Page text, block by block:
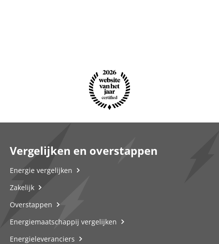
Vergelijken en overstappen
Energie vergelijken
Zakelijk
Overstappen
Energiemaatschappij vergelijken
Energieleveranciers